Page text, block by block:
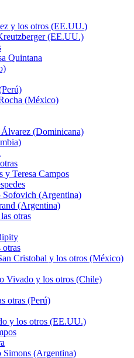
y los otros (EE.UU.)
(EE.UU.)
Quintana
(México)
Álvarez (Dominicana)
Teresa Campos
Sofovich (Argentina)
(Argentina)
otras
otras
Cristobal y los otros (México)
Vivado y los otros (Chile)
otras (Perú)
y los otros (EE.UU.)
Simons (Argentina)